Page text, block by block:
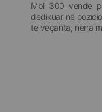
Mbi 300 vende
dedikuar në
të veçanta, nëna